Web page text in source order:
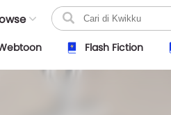
Flash Fiction